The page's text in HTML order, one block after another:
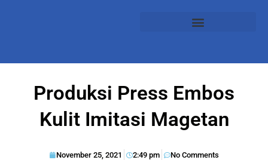
Produksi Press Embos
Kulit Imitasi Magetan
November 25, 2021 2:49 pm No Comments